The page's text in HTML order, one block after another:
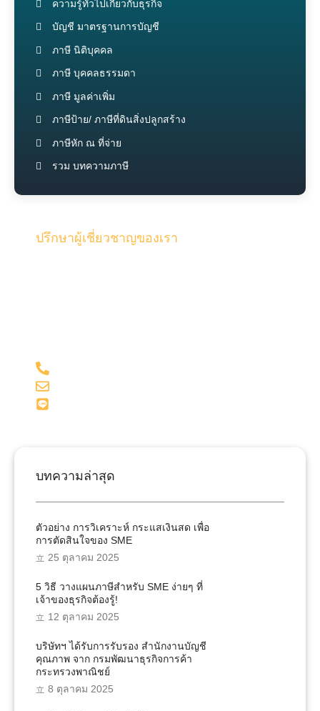
ความรู้ทั่วไปเกี่ยวกับธุรกิจ
บัญชี มาตรฐานการบัญชี
ภาษี นิติบุคคล
ภาษี บุคคลธรรมดา
ภาษี มูลค่าเพิ่ม
ภาษีป้าย/ ภาษีที่ดินสิ่งปลูกสร้าง
ภาษีหัก ณ ที่จ่าย
รวม บทความภาษี
ปรึกษาผู้เชี่ยวชาญของเรา
บทความล่าสุด
ตัวอย่าง การวิเคราะห์ กระแสเงินสด เพื่อ
การตัดสินใจของ SME
25 ตุลาคม 2025
5 วิธี วางแผนภาษีสำหรับ SME ง่ายๆ ที่
เจ้าของธุรกิจต้องรู้!
12 ตุลาคม 2025
บริษัทฯ ได้รับการรับรอง สำนักงานบัญชี
คุณภาพ จาก กรมพัฒนาธุรกิจการค้า
กระทรวงพาณิชย์
8 ตุลาคม 2025